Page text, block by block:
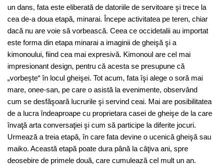
un dans, fata este eliberată de datoriile de servitoare şi trece la
cea de-a doua etapă, minarai. Începe activitatea pe teren, chiar
dacă nu are voie să vorbească. Ceea ce occidetalii au importat
este forma din etapa minarai a imaginii de gheişă şi a
kimonoului, fiind cea mai expresivă. Kimonoul are cel mai
impresionant design, pentru că acesta se presupune că
„vorbeşte“ în locul gheişei. Tot acum, fata îşi alege o soră mai
mare, onee-san, pe care o asistă la evenimente, observând
cum se desfăşoară lucrurile şi servind ceai. Mai are posibilitatea
de a lucra îndeaproape cu proprietara casei de gheişe de la care
învaţă arta conversaţiei şi cum să participe la diferite jocuri.
Urmează a treia etapă, în care fata devine o ucenică gheişă sau
maiko. Această etapă poate dura până la câţiva ani, spre
deosebire de primele două, care cumulează cel mult un an.